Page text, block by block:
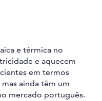
e térmica no
e aquecem
em termos
ainda têm um
mercado português.